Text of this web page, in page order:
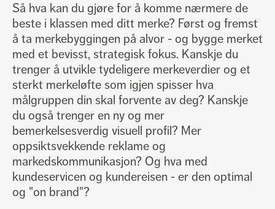
Så hva kan du gjøre for å komme nærmere de
beste i klassen med ditt merke? Først og fremst
å ta merkebyggingen på alvor - og bygge merket
med et bevisst, strategisk fokus. Kanskje du
trenger å utvikle tydeligere merkeverdier og et
sterkt merkeløfte som igjen spisser hva
målgruppen din skal forvente av deg? Kanskje
du også trenger en ny og mer
bemerkelsesverdig visuell profil? Mer
oppsiktsvekkende reklame og
markedskommunikasjon? Og hva med
kundeservicen og kundereisen - er den optimal
og "on brand"?